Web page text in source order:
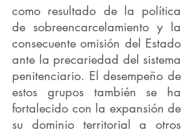
como resultado de la política
de sobreencarcelamiento y la
consecuente omisión del Estado
ante la precariedad del sistema
penitenciario. El desempeño de
estos grupos también se ha
fortalecido con la expansión de
su dominio territorial a otros